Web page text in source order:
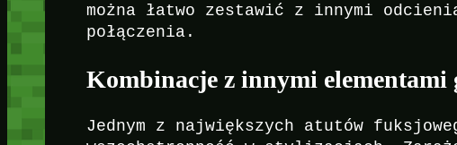
można łatwo zestawić z innymi
połączenia.
Kombinacje z innymi elementami
Jednym z największych atutów